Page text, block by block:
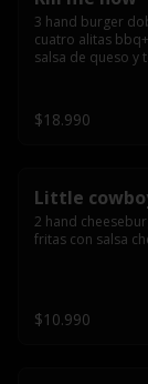
3 hand burger
cuatro alitas
salsa de queso y
$18.990
Little
2 hand
fritas con salsa
$10.990